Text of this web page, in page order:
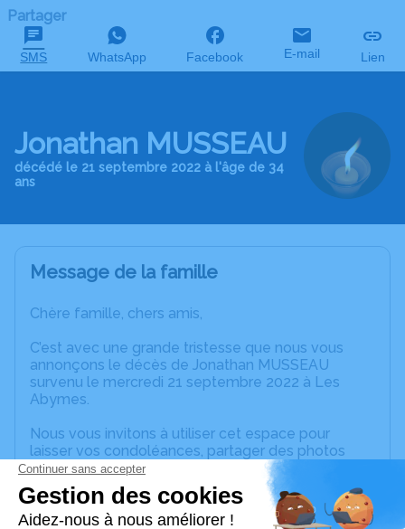
Partager
SMS WhatsApp Facebook E-mail Lien
Jonathan MUSSEAU
décédé le 21 septembre 2022 à l'âge de 34
ans
Message de la famille
Chère famille, chers amis,
C’est avec une grande tristesse que nous vous
annonçons le décès de Jonathan MUSSEAU
survenu le mercredi 21 septembre 2022 à Les
Abymes.
Nous vous invitons à utiliser cet espace pour
laisser vos condoléances, partager des photos
souvenirs, une anecdote ou exprimer vos pensées
à travers des poèmes ou des textes. Cet endroit
est un lieu d'expression dédié à honorer la
mémoire de Jonathan MUSSEAU.